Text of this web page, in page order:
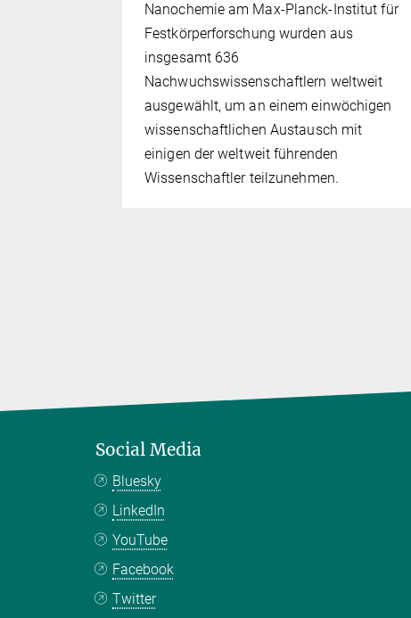
Nanochemie am Max-Planck-Institut für
Festkörperforschung wurden aus
insgesamt 636
Nachwuchswissenschaftlern weltweit
ausgewählt, um an einem einwöchigen
wissenschaftlichen Austausch mit
einigen der weltweit führenden
Wissenschaftler teilzunehmen.
Social Media
Bluesky
LinkedIn
YouTube
Facebook
Twitter